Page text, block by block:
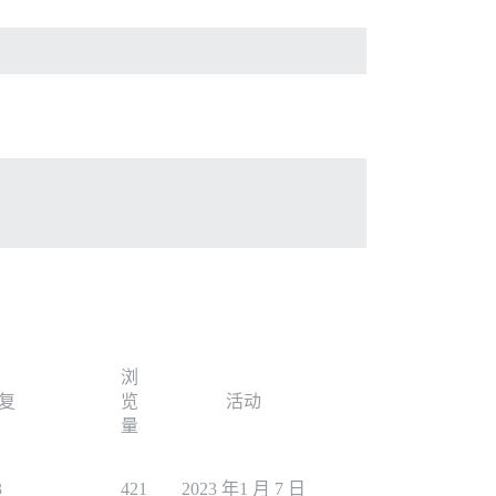
浏
览
量
活动
421 2023 年1 月 7 日